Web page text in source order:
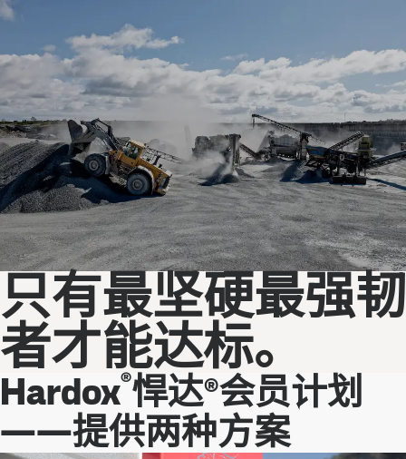
只有最坚硬最强韧
者才能达标。
Hardox®悍达®会员计划
——提供两种方案